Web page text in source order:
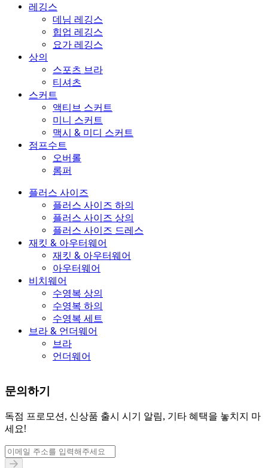
레깅스
데님 레깅스
힙업 레깅스
요가 레깅스
상의
스포츠 브라
티셔츠
스커트
액티브 스커트
미니 스커트
맥시 & 미디 스커트
점프수트
오버롤
롬퍼
플러스 사이즈
플러스 사이즈 하의
플러스 사이즈 상의
플러스 사이즈 드레스
재킷 & 아우터웨어
재킷 & 아우터웨어
아우터웨어
비치웨어
수영복 상의
수영복 하의
수영복 세트
브라 & 언더웨어
브라
언더웨어
문의하기
독점 프로모션, 신상품 출시 시기 알림, 기타 혜택을 놓치지 마
세요!